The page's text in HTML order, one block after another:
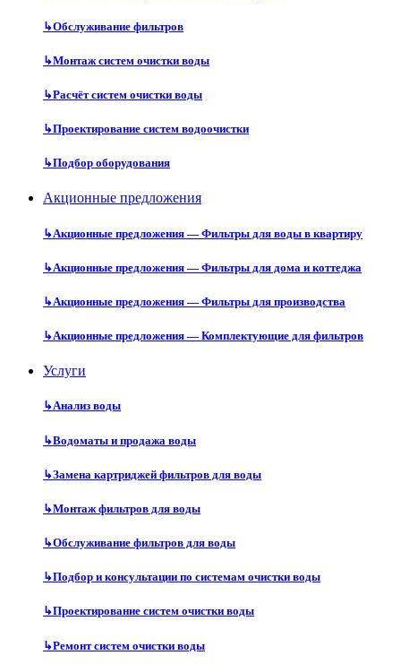
↳Обслуживание фильтров
↳Монтаж систем очистки воды
↳Расчёт систем очистки воды
↳Проектирование систем водоочистки
↳Подбор оборудования
Акционные предложения
↳Акционные предложения — Фильтры для воды в квартиру
↳Акционные предложения — Фильтры для дома и коттеджа
↳Акционные предложения — Фильтры для производства
↳Акционные предложения — Комплектующие для фильтров
Услуги
↳Анализ воды
↳Водоматы и продажа воды
↳Замена картриджей фильтров для воды
↳Монтаж фильтров для воды
↳Обслуживание фильтров для воды
↳Подбор и консультации по системам очистки воды
↳Проектирование систем очистки воды
↳Ремонт систем очистки воды